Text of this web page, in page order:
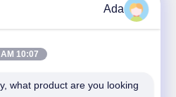
Ada
10:07 AM
what product are you looking